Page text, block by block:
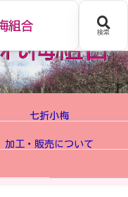
七折小梅
加工・販売について
検索